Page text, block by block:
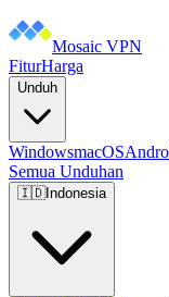
Mosaic VPN
FiturHarga
Unduh
WindowsmacOS
Semua Unduhan
🇮🇩Indonesia